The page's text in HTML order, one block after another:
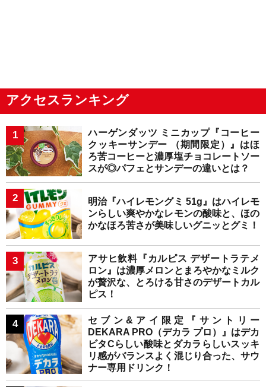
アクセスランキング
ハーゲンダッツ ミニカップ『コーヒー
クッキーサンデー （期間限定）』はほ
ろ苦コーヒーと濃厚塩チョコレートソー
スが◎パフェとサンデーの違いとは？
明治『ハイレモングミ 51g』はハイレモ
ンらしい爽やかなレモンの酸味と、ほの
かなほろ苦さが美味しいグニッとグミ！
アサヒ飲料『カルピス デザートラテメ
ロン』は濃厚メロンとまろやかなミルク
が贅沢な、とろける甘さのデザートカル
ピス！
セブン&アイ限定『サントリー
DEKARA PRO（デカラ プロ）』はデカ
ビタCらしい酸味とダカラらしいスッキ
リ感がバランスよく混じり合った、サウ
ナー専用ドリンク！